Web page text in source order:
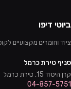
ביוטי דיפו
ציוד וחומרים מקצועיים
סניף טירת כרמל
קרן היסוד 15, טירת כרמל
04-857-5751